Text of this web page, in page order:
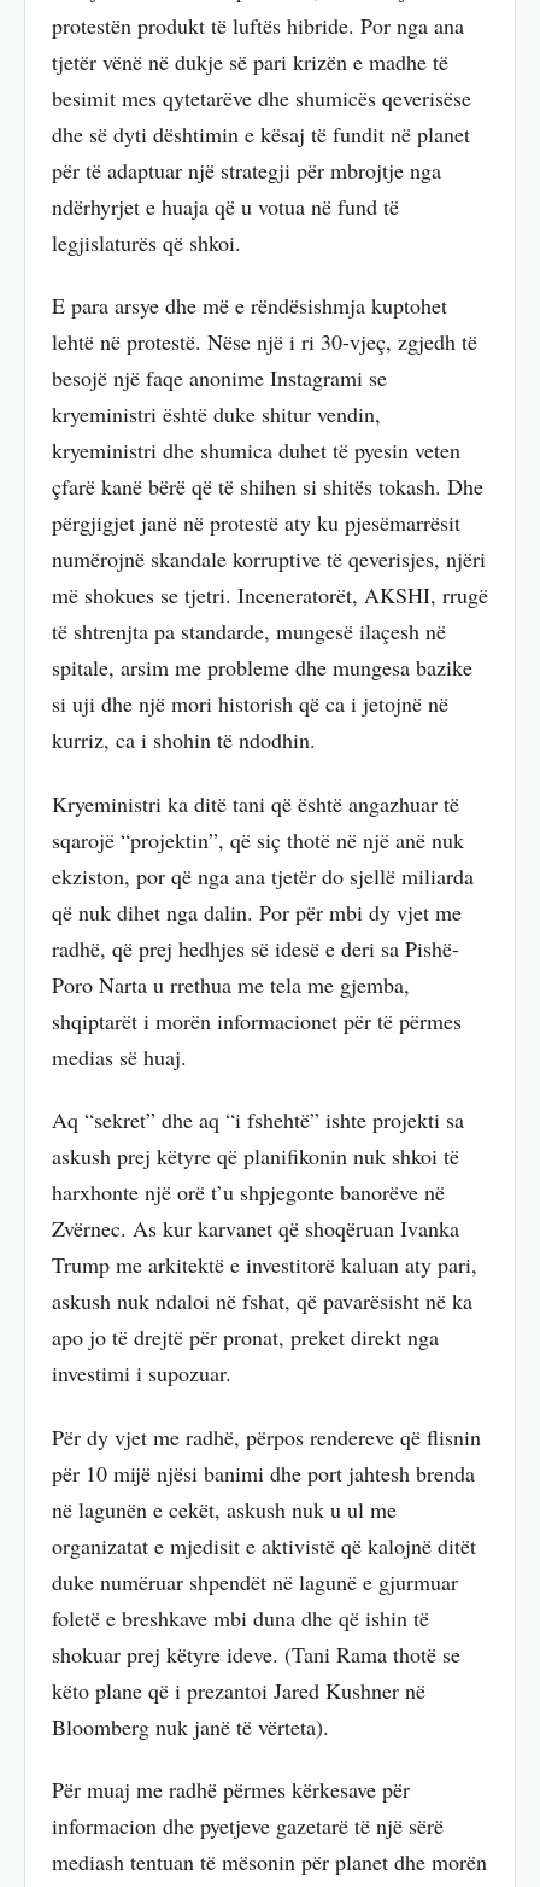
protestën produkt të luftës hibride. Por nga ana
tjetër vënë në dukje së pari krizën e madhe të
besimit mes qytetarëve dhe shumicës qeverisëse
dhe së dyti dështimin e kësaj të fundit në planet
për të adaptuar një strategji për mbrojtje nga
ndërhyrjet e huaja që u votua në fund të
legjislaturës që shkoi.
E para arsye dhe më e rëndësishmja kuptohet
lehtë në protestë. Nëse një i ri 30-vjeç, zgjedh të
besojë një faqe anonime Instagrami se
kryeministri është duke shitur vendin,
kryeministri dhe shumica duhet të pyesin veten
çfarë kanë bërë që të shihen si shitës tokash. Dhe
përgjigjet janë në protestë aty ku pjesëmarrësit
numërojnë skandale korruptive të qeverisjes, njëri
më shokues se tjetri. Inceneratorët, AKSHI, rrugë
të shtrenjta pa standarde, mungesë ilaçesh në
spitale, arsim me probleme dhe mungesa bazike
si uji dhe një mori historish që ca i jetojnë në
kurriz, ca i shohin të ndodhin.
Kryeministri ka ditë tani që është angazhuar të
sqarojë “projektin”, që siç thotë në një anë nuk
ekziston, por që nga ana tjetër do sjellë miliarda
që nuk dihet nga dalin. Por për mbi dy vjet me
radhë, që prej hedhjes së idesë e deri sa Pishë-
Poro Narta u rrethua me tela me gjemba,
shqiptarët i morën informacionet për të përmes
medias së huaj.
Aq “sekret” dhe aq “i fshehtë” ishte projekti sa
askush prej këtyre që planifikonin nuk shkoi të
harxhonte një orë t’u shpjegonte banorëve në
Zvërnec. As kur karvanet që shoqëruan Ivanka
Trump me arkitektë e investitorë kaluan aty pari,
askush nuk ndaloi në fshat, që pavarësisht në ka
apo jo të drejtë për pronat, preket direkt nga
investimi i supozuar.
Për dy vjet me radhë, përpos rendereve që flisnin
për 10 mijë njësi banimi dhe port jahtesh brenda
në lagunën e cekët, askush nuk u ul me
organizatat e mjedisit e aktivistë që kalojnë ditët
duke numëruar shpendët në lagunë e gjurmuar
foletë e breshkave mbi duna dhe që ishin të
shokuar prej këtyre ideve. (Tani Rama thotë se
këto plane që i prezantoi Jared Kushner në
Bloomberg nuk janë të vërteta).
Për muaj me radhë përmes kërkesave për
informacion dhe pyetjeve gazetarë të një sërë
mediash tentuan të mësonin për planet dhe morën